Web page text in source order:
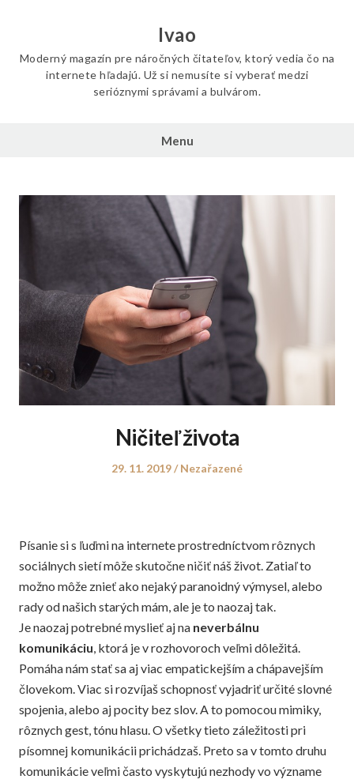
Ivao
Moderný magazín pre náročných čitateľov, ktorý vedia čo na
internete hľadajú. Už si nemusíte si vyberať medzi
serióznymi správami a bulvárom.
Menu
Ničiteľ života
Posted
29. 11. 2019
Posted
Nezařazené
Písanie si s ľuďmi na internete prostredníctvom rôznych
sociálnych sietí môže skutočne ničiť náš život. Zatiaľ to
možno môže znieť ako nejaký paranoidný výmysel, alebo
rady od našich starých mám, ale je to naozaj tak.
Je naozaj potrebné myslieť aj na neverbálnu
komunikáciu, ktorá je v rozhovoroch veľmi dôležitá.
Pomáha nám stať sa aj viac empatickejším a chápavejším
človekom. Viac si rozvíjaš schopnosť vyjadriť určité slovné
spojenia, alebo aj pocity bez slov. A to pomocou mimiky,
rôznych gest, tónu hlasu. O všetky tieto záležitosti pri
písomnej komunikácii prichádzaš. Preto sa v tomto druhu
komunikácie veľmi často vyskytujú nezhody vo význame